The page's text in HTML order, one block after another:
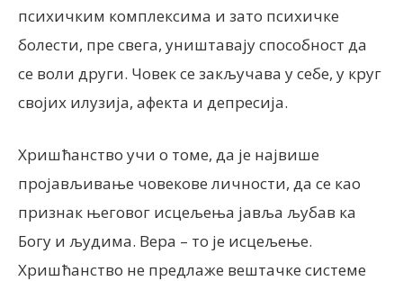
психичким комплексима и зато психичке
болести, пре свега, уништавају способност да
се воли други. Човек се закључава у себе, у круг
својих илузија, афекта и депресија.
Хришћанство учи о томе, да је највише
пројављивање човекове личности, да се као
признак његовог исцељења јавља љубав ка
Богу и људима. Вера – то је исцељење.
Хришћанство не предлаже вештачке системе